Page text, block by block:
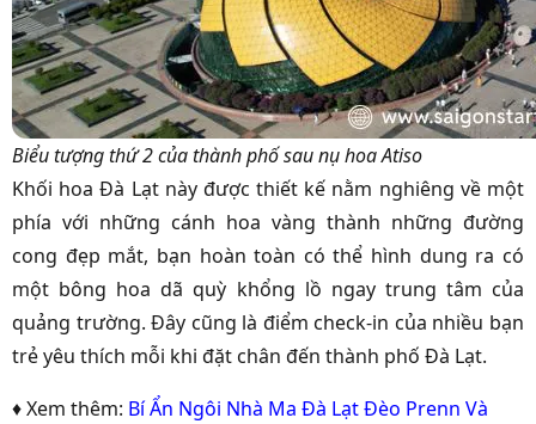
Biểu tượng thứ 2 của thành phố sau nụ hoa Atiso
Khối hoa Đà Lạt này được thiết kế nằm nghiêng về một
phía với những cánh hoa vàng thành những đường
cong đẹp mắt, bạn hoàn toàn có thể hình dung ra có
một bông hoa dã quỳ khổng lồ ngay trung tâm của
quảng trường. Đây cũng là điểm check-in của nhiều bạn
trẻ yêu thích mỗi khi đặt chân đến thành phố Đà Lạt.
♦ Xem thêm: Bí Ẩn Ngôi Nhà Ma Đà Lạt Đèo Prenn Và